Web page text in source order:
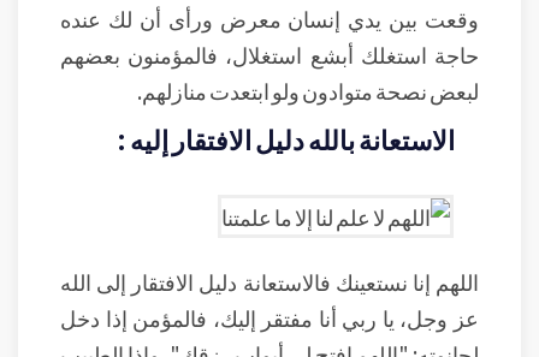
وقعت بين يدي إنسان معرض ورأى أن لك عنده
حاجة استغلك أبشع استغلال، فالمؤمنون بعضهم
لبعض نصحة متوادون ولو ابتعدت منازلهم.
الاستعانة بالله دليل الافتقار إليه :
اللهم إنا نستعينك فالاستعانة دليل الافتقار إلى الله
عز وجل، يا ربي أنا مفتقر إليك، فالمؤمن إذا دخل